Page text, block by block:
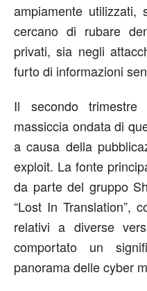
ampiamente
cercano di rubare
privati, sia negli
furto di informazioni
Il secondo
massiccia ondata di
a causa della
exploit. La fonte
da parte del gruppo
“Lost In Translation”,
relativi a diverse
comportato un
panorama delle cyber